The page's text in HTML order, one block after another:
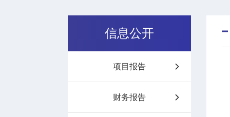
信息公开
项目报告
财务报告